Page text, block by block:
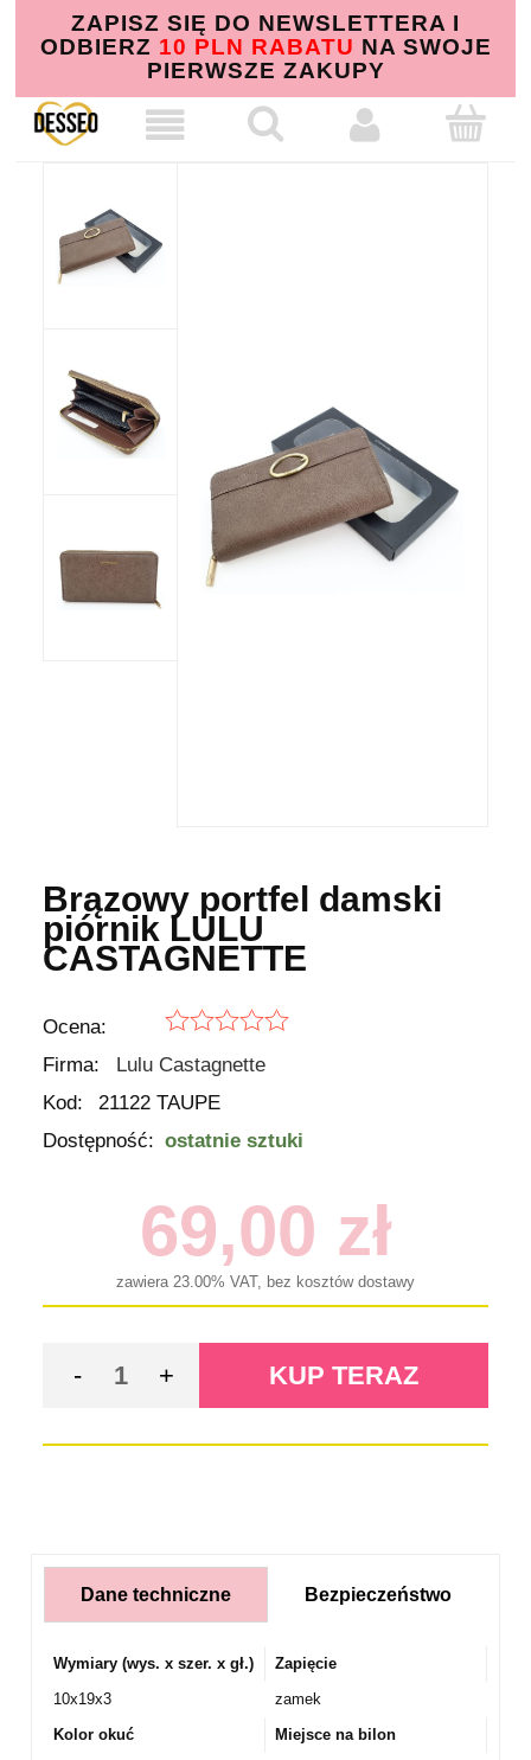
ZAPISZ SIĘ DO NEWSLETTERA I
ODBIERZ 10 PLN RABATU NA SWOJE
PIERWSZE ZAKUPY
Brązowy portfel damski
piórnik LULU
CASTAGNETTE
Ocena:
Firma:
Lulu Castagnette
Kod:
21122 TAUPE
Dostępność: ostatnie sztuki
69,00 zł
zawiera 23.00% VAT, bez kosztów dostawy
KUP TERAZ
Dane techniczne Bezpieczeństwo
Wymiary (wys. x szer. x gł.)
10x19x3
Zapięcie
zamek
Kolor okuć
Miejsce na bilon